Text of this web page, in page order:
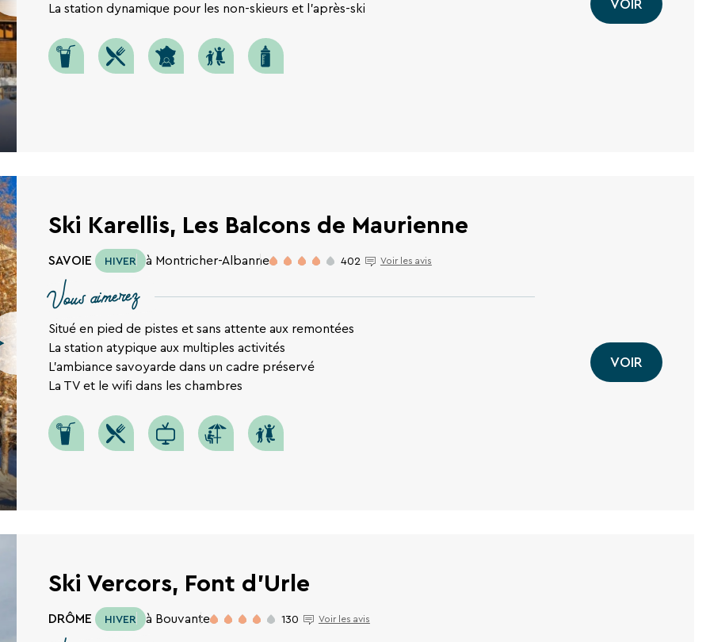
La station dynamique pour les non-skieurs et l'après-ski
Ski Karellis, Les Balcons de Maurienne
SAVOIE HIVER à Montricher-Albanne 402 Voir les avis
Vous aimerez
Situé en pied de pistes et sans attente aux remontées
La station atypique aux multiples activités
L'ambiance savoyarde dans un cadre préservé
La TV et le wifi dans les chambres
VOIR
Ski Vercors, Font d'Urle
DRÔME HIVER à Bouvante 130 Voir les avis